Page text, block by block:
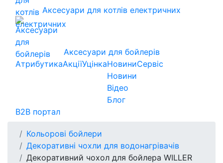
Аксесуари для котлів електричних
Аксесуари для бойлерів
АтрибутикаАкціїУцінкаНовини
Новини
Відео
Блог
Сервіс
B2B портал
Кольорові бойлери
Декоративні чохли для водонагрівачів
Декоративний чохол для бойлера WILLER